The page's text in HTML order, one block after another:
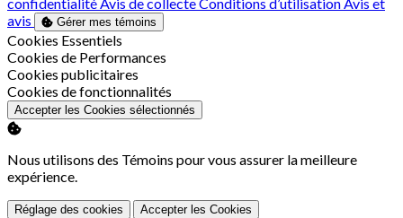
avis
Gérer mes témoins
Activer
Cookies Essentiels
Activer
Cookies de Performances
Activer
Cookies publicitaires
Activer
Cookies de fonctionnalités
Accepter les Cookies sélectionnés
Nous utilisons des Témoins pour vous assurer la meilleure
expérience.
Réglage des cookies Accepter les Cookies